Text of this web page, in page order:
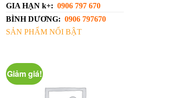
GIA HẠN k+: 0906 797 670
BÌNH DƯƠNG: 0906 797670
SẢN PHẨM NỔI BẬT
Giảm giá!